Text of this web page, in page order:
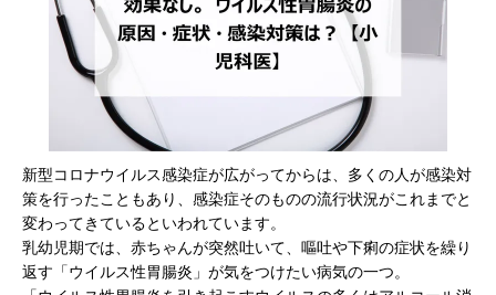
新型コロナウイルス感染症が広がってからは、多くの人が感染対
策を行ったこともあり、感染症そのものの流行状況がこれまでと
変わってきているといわれています。
乳幼児期では、赤ちゃんが突然吐いて、嘔吐や下痢の症状を繰り
返す「ウイルス性胃腸炎」が気をつけたい病気の一つ。